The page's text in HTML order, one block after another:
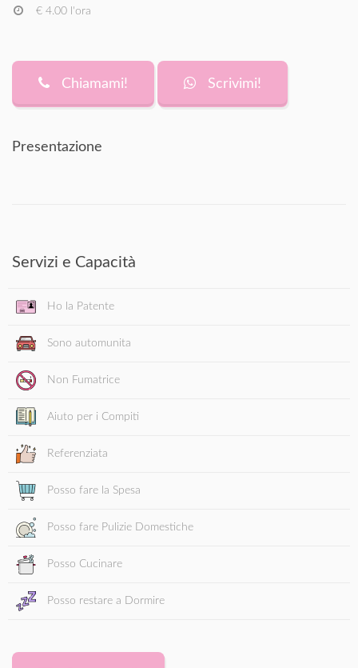
€ 4.00 l'ora
Chiamami! Scrivimi!
Presentazione
Servizi e Capacità
Ho la Patente
Sono automunita
Non Fumatrice
Aiuto per i Compiti
Referenziata
Posso fare la Spesa
Posso fare Pulizie Domestiche
Posso Cucinare
Posso restare a Dormire